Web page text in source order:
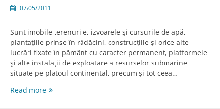
07/05/2011
Sunt imobile terenurile, izvoarele şi cursurile de apă,
plantaţiile prinse în rădăcini, construcţiile şi orice alte
lucrări fixate în pământ cu caracter permanent, platformele
şi alte instalaţii de exploatare a resurselor submarine
situate pe platoul continental, precum şi tot ceea…
Read moreArt.